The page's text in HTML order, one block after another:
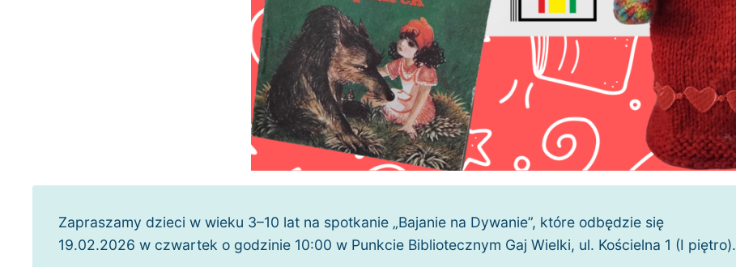
Zapraszamy dzieci w wieku 3–10 lat na spotkanie „Bajanie na Dywanie”, które odbędzie się
19.02.2026 w czwartek o godzinie 10:00 w Punkcie Bibliotecznym Gaj Wielki, ul. Kościelna 1 (I piętro).